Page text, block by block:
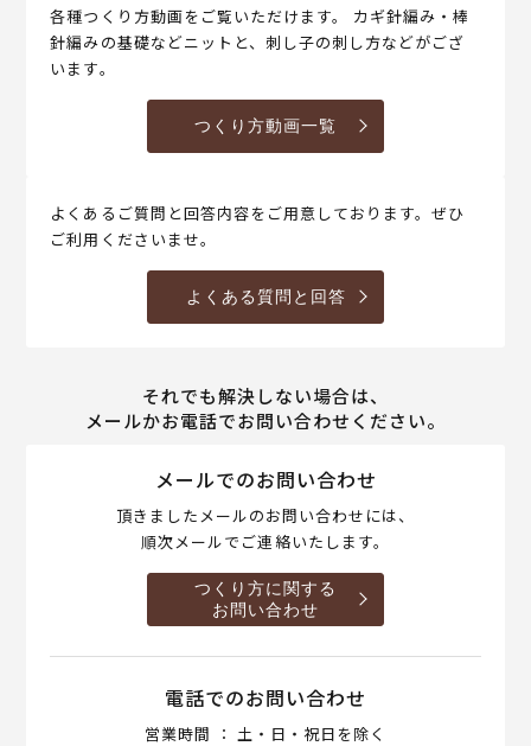
各種つくり方動画をご覧いただけます。 カギ針編み・棒
針編みの基礎などニットと、刺し子の刺し方などがござ
います。
つくり方動画一覧
よくあるご質問と回答内容をご用意しております。ぜひ
ご利用くださいませ。
よくある質問と回答
それでも解決しない場合は、
メールかお電話でお問い合わせください。
メールでのお問い合わせ
頂きましたメールのお問い合わせには、
順次メールでご連絡いたします。
つくり方に関する
お問い合わせ
電話でのお問い合わせ
営業時間 ： 土・日・祝日を除く